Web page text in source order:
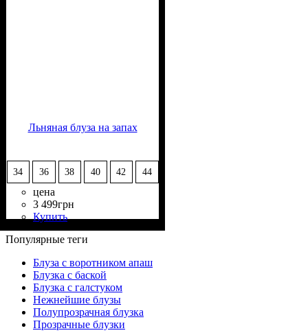
Льняная блуза на запах
34 36 38 40 42 44
цена
3 499грн
Купить
Состав ткани
Крой: приталенный, на
запах
Длина: классическая
Длина рукава
Стиль: casual
Популярные теги
Блуза с воротником апаш
Блузка с баской
Блузка с галстуком
Нежнейшие блузы
Полупрозрачная блузка
Прозрачные блузки